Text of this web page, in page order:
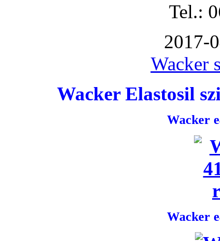
Tel.:
2017-
Wacker
Wacker Elastosil
Wacker
Wacker